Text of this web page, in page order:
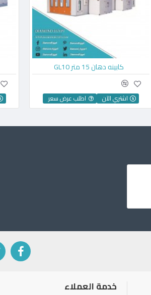
كابينه دهان 15 متر GL10
اشتري الآن اطلب عرض سعر
خدمة العملاء